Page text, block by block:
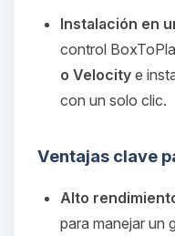
Instalación en
control
o Velocity e
con un solo clic.
Ventajas clave
Alto
para manejar un